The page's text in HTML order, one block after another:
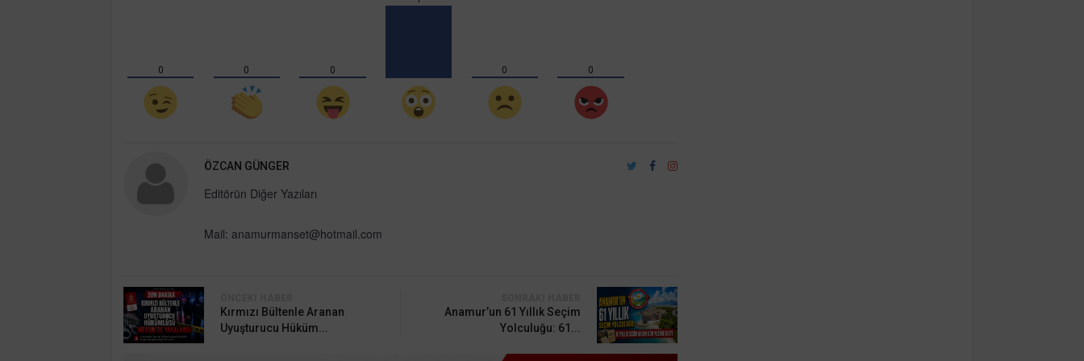
0 0 0 0 0
ÖZCAN GÜNGER
Editörün Diğer Yazıları
Mail: anamurmanset@hotmail.com
Kırmızı Bültenle Aranan
Uyuşturucu Hüküm...
Anamur’un 61 Yıllık Seçim
Yolculuğu: 61...